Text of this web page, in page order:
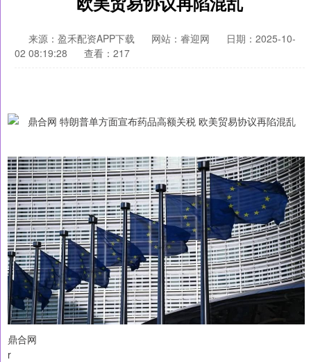
来源：盈禾配资APP下载 网站：睿迎网
日期：2025-10-
02 08:19:28
查看：217
鼎合网
r